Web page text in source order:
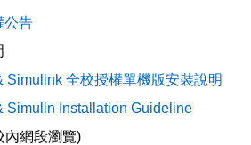
公告
Simulink 全校授權單機版安裝說明
Simulin Installation Guideline
網段瀏覽)